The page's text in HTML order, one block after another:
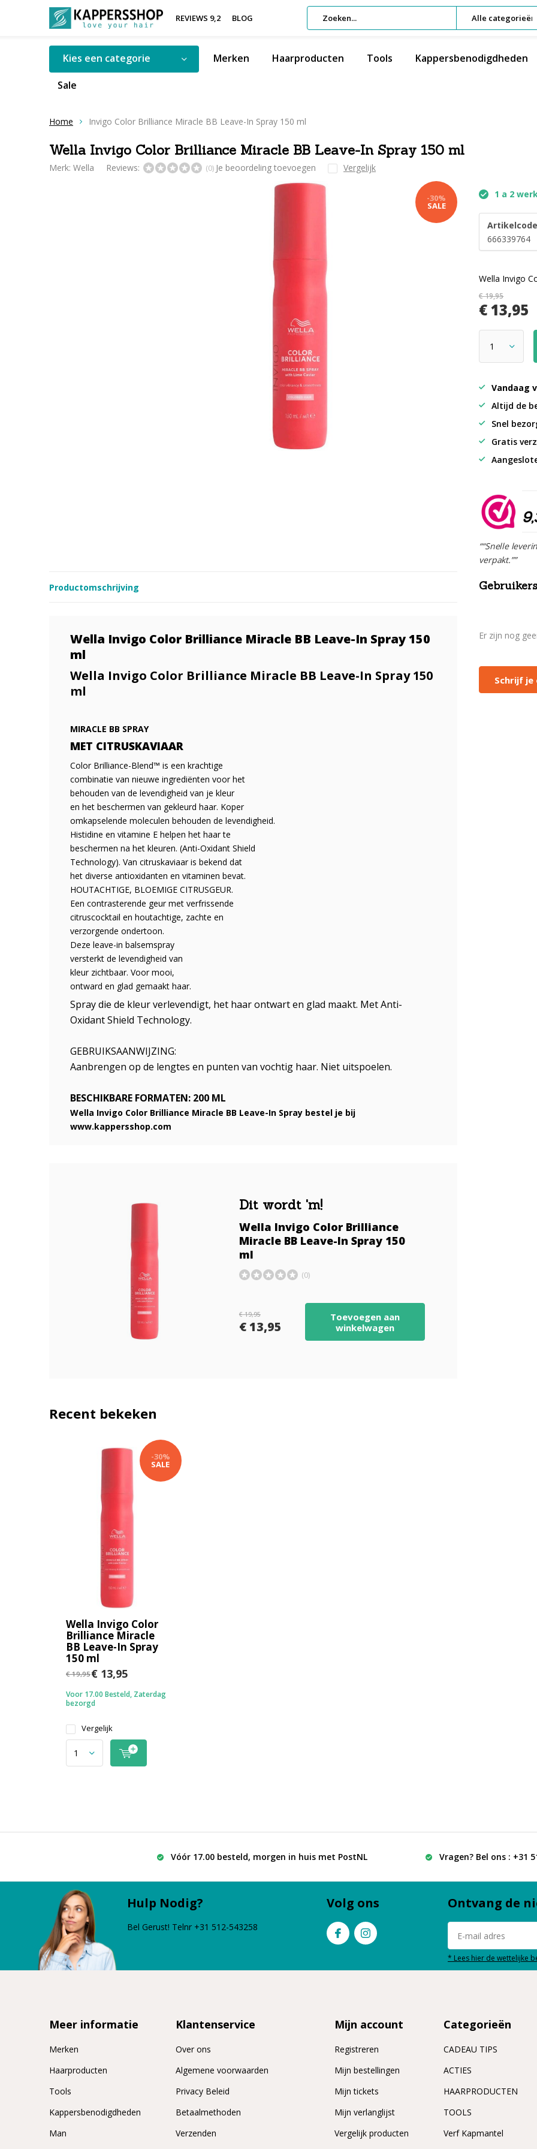
REVIEWS 9,2 BLOG Alle categorieën
Kies een categorie Merken Haarproducten Tools Kappersbenodigdheden
Sale
Home Invigo Color Brilliance Miracle BB Leave-In Spray 150 ml
Wella Invigo Color Brilliance Miracle BB Leave-In Spray 150 ml
Merk: Wella Reviews: (0) Je beoordeling toevoegen Vergelijk
-30%
SALE
1 a 2
666339764
Wella Invigo
€ 19,95
€ 13,95
Vandaag
Altijd de
Snel
Gratis
““Snelle
verpakt.””
Productomschrijving
Wella Invigo Color Brilliance Miracle BB Leave-In Spray 150
ml
Wella Invigo Color Brilliance Miracle BB Leave-In Spray 150
ml
MIRACLE BB SPRAY
MET CITRUSKAVIAAR
Color Brilliance-Blend™ is een krachtige
combinatie van nieuwe ingrediënten voor het
behouden van de levendigheid van je kleur
en het beschermen van gekleurd haar. Koper
omkapselende moleculen behouden de levendigheid.
Histidine en vitamine E helpen het haar te
beschermen na het kleuren. (Anti-Oxidant Shield
Technology). Van citruskaviaar is bekend dat
het diverse antioxidanten en vitaminen bevat.
HOUTACHTIGE, BLOEMIGE CITRUSGEUR.
Een contrasterende geur met verfrissende
citruscocktail en houtachtige, zachte en
verzorgende ondertoon.
Deze leave-in balsemspray
versterkt de levendigheid van
kleur zichtbaar. Voor mooi,
ontward en glad gemaakt haar.
Spray die de kleur verlevendigt, het haar ontwart en glad maakt. Met Anti-
Oxidant Shield Technology.
GEBRUIKSAANWIJZING:
Aanbrengen op de lengtes en punten van vochtig haar. Niet uitspoelen.
BESCHIKBARE FORMATEN: 200 ML
Wella Invigo Color Brilliance Miracle BB Leave-In Spray bestel je bij
www.kappersshop.com
Dit wordt 'm!
Wella Invigo Color Brilliance
Miracle BB Leave-In Spray 150
ml
(0)
€ 19,95
€ 13,95
Toevoegen aan
winkelwagen
Er zijn nog
Schrijf
Recent bekeken
Wella Invigo Color
Brilliance Miracle
BB Leave-In Spray
150 ml
-30%
SALE
€ 19,95€ 13,95
Voor 17.00 Besteld, Zaterdag
bezorgd
Vergelijk
Vóór 17.00 besteld, morgen in huis met PostNL Vragen? Bel ons : +31
Hulp Nodig?
Bel Gerust! Telnr +31 512-543258
Volg ons Ontvang de
* Lees hier de wettelijke
Meer informatie
Merken
Haarproducten
Tools
Kappersbenodigdheden
Man
Klantenservice
Over ons
Algemene voorwaarden
Privacy Beleid
Betaalmethoden
Verzenden
Mijn account
Registreren
Mijn bestellingen
Mijn tickets
Mijn verlanglijst
Vergelijk producten
Categorieën
CADEAU TIPS
ACTIES
HAARPRODUCTEN
TOOLS
Verf Kapmantel